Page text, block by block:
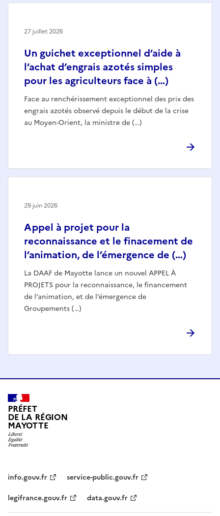
Un guichet exceptionnel d’aide à
l’achat d’engrais azotés simples
pour les agriculteurs face à (…)
Face au renchérissement exceptionnel des prix des
engrais azotés observé depuis le début de la crise
au Moyen-Orient, la ministre de (…)
27 juillet 2026
Appel à projet pour la
reconnaissance et le finacement de
l’animation, de l’émergence de (…)
La DAAF de Mayotte lance un nouvel APPEL À
PROJETS pour la reconnaissance, le financement
de l’animation, et de l’émergence de
Groupements (…)
29 juin 2026
PRÉFET
DE LA RÉGION
MAYOTTE
info.gouv.fr
service-public.gouv.fr
legifrance.gouv.fr
data.gouv.fr